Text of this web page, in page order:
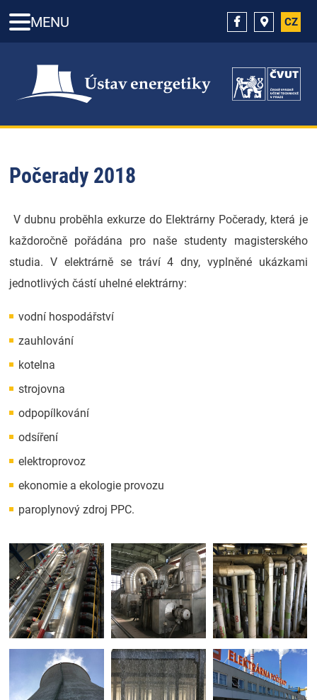
MENU CZ
Počerady 2018
V dubnu proběhla exkurze do Elektrárny Počerady, která je
každoročně pořádána pro naše studenty magisterského
studia. V elektrárně se tráví 4 dny, vyplněné ukázkami
jednotlivých částí uhelné elektrárny:
vodní hospodářství
zauhlování
kotelna
strojovna
odpopílkování
odsíření
elektroprovoz
ekonomie a ekologie provozu
paroplynový zdroj PPC.